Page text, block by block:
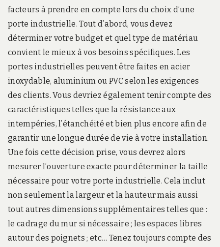
facteurs à prendre en compte lors du choix d’une
porte industrielle. Tout d’abord, vous devez
déterminer votre budget et quel type de matériau
convient le mieux à vos besoins spécifiques. Les
portes industrielles peuvent être faites en acier
inoxydable, aluminium ou PVC selon les exigences
des clients. Vous devriez également tenir compte des
caractéristiques telles que la résistance aux
intempéries, l’étanchéité et bien plus encore afin de
garantir une longue durée de vie à votre installation.
Une fois cette décision prise, vous devrez alors
mesurer l’ouverture exacte pour déterminer la taille
nécessaire pour votre porte industrielle. Cela inclut
non seulement la largeur et la hauteur mais aussi
tout autres dimensions supplémentaires telles que :
le cadrage du mur si nécessaire ; les espaces libres
autour des poignets ; etc… Tenez toujours compte des